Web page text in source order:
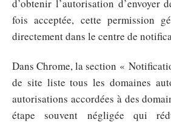
d’obtenir l’autorisation d’envoyer
fois acceptée, cette permission
directement dans le centre de
Dans Chrome, la section «
de site liste tous les domaines
autorisations accordées à des
étape souvent négligée qui